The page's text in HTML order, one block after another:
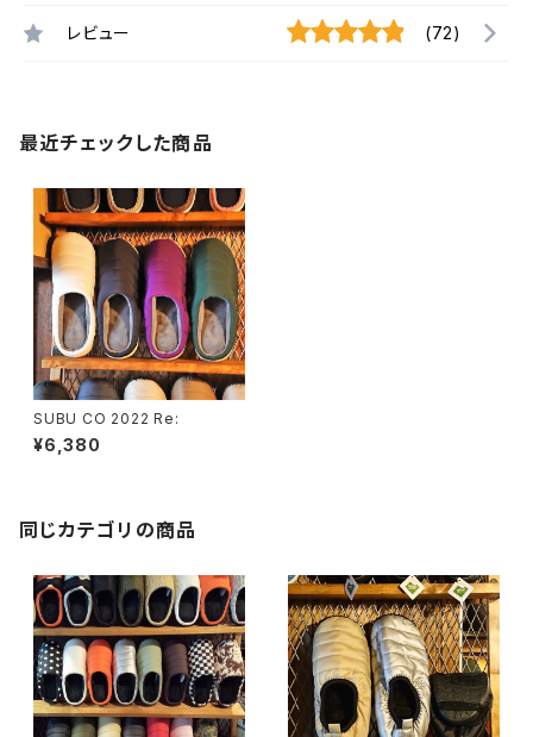
レビュー (72)
最近チェックした商品
SUBU CO 2022 Re:
¥6,380
同じカテゴリの商品